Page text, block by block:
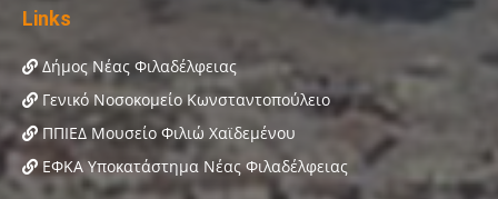
Links
Δήμος Νέας Φιλαδέλφειας
Γενικό Νοσοκομείο Κωνσταντοπούλειο
ΠΠΙΕΔ Μουσείο Φιλιώ Χαϊδεμένου
ΕΦΚΑ Υποκατάστημα Νέας Φιλαδέλφειας